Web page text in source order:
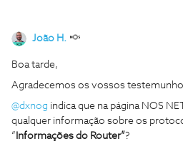
João H.
Boa tarde,
Agradecemos os vossos
@dxnog indica que na página NOS
qualquer informação sobre os
“ Informações do Router”?